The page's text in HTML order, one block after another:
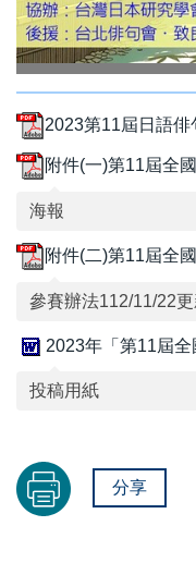
2023第11屆日語
附件(一)第11屆全
海報
附件(二)第11屆全
參賽辦法112/11/22
2023年「第11屆
投稿用紙
分享